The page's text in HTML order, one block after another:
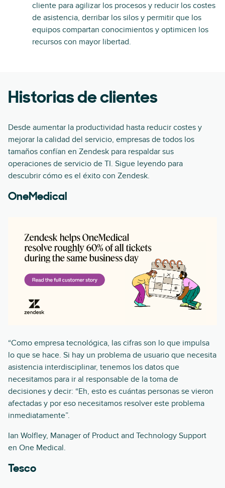
cliente para agilizar los procesos y reducir los costes
de asistencia, derribar los silos y permitir que los
equipos compartan conocimientos y optimicen los
recursos con mayor libertad.
Historias de clientes
Desde aumentar la productividad hasta reducir costes y
mejorar la calidad del servicio, empresas de todos los
tamaños confían en Zendesk para respaldar sus
operaciones de servicio de TI. Sigue leyendo para
descubrir cómo es el éxito con Zendesk.
OneMedical
“Como empresa tecnológica, las cifras son lo que impulsa
lo que se hace. Si hay un problema de usuario que necesita
asistencia interdisciplinar, tenemos los datos que
necesitamos para ir al responsable de la toma de
decisiones y decir: “Eh, esto es cuántas personas se vieron
afectadas y por eso necesitamos resolver este problema
inmediatamente”.
Ian Wolfley, Manager of Product and Technology Support
en One Medical.
Tesco